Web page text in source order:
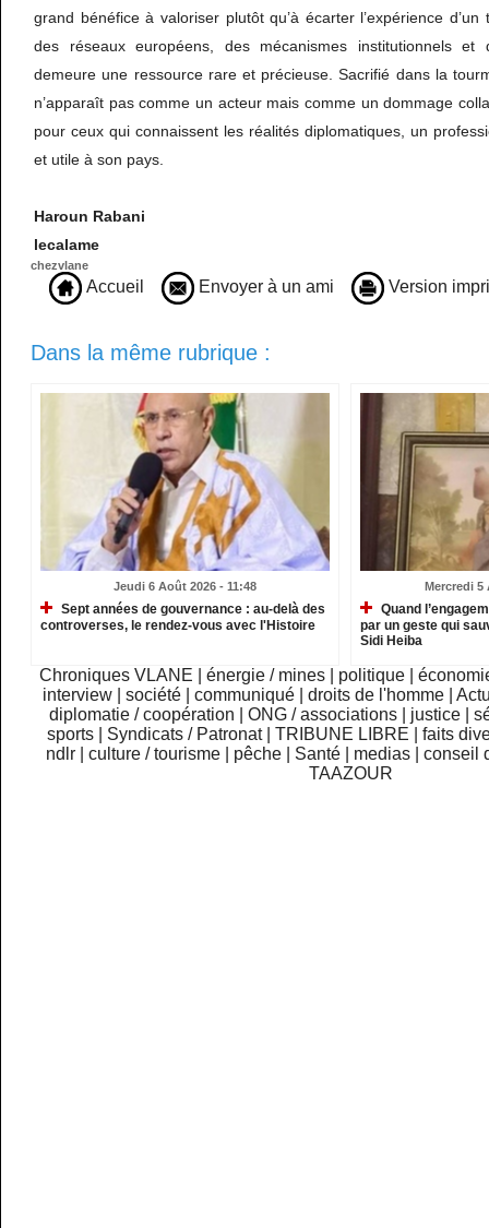
grand bénéfice à valoriser plutôt qu’à écarter l’expérience
des réseaux européens, des mécanismes institutionnels et
demeure une ressource rare et précieuse. Sacrifié dans la
n’apparaît pas comme un acteur mais comme un dommage
pour ceux qui connaissent les réalités diplomatiques, un
et utile à son pays.
Haroun Rabani
lecalame
chezvlane
Accueil Envoyer à un ami Version
Dans la même rubrique :
Jeudi 6 Août 2026 - 11:48
Sept années de gouvernance : au-delà des
controverses, le rendez-vous avec l'Histoire
Mercredi 5
Quand
par un geste qui
Sidi Heiba
Chroniques VLANE énergie / mines politique
interview
|société |communiqué |droits de l'homme |
diplomatie / coopération
ONG / associations justice
sports
Syndicats / Patronat TRIBUNE LIBRE
faits
ndlr
|culture / tourisme pêche Santé medias |conseil
TAAZOUR